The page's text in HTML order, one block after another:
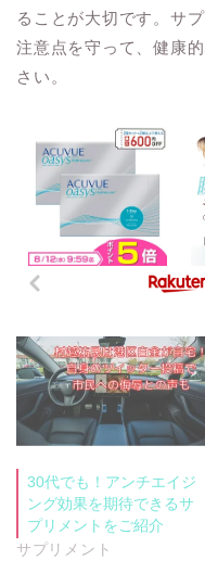
ることが大切です。サ
注意点を守って、健康
さい。
30代でも！アンチエイジ
ング効果を期待できるサ
プリメントをご紹介
サプリメント